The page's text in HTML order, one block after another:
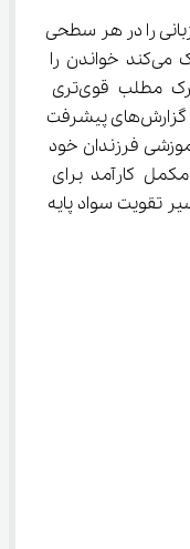
به شکل مؤثری مهارت‌های زبانی را در هر سطحی
تقویت می‌کند و به دانش‌آموزان کمک می‌کند خواندن را
بهتر بفهمند، جمله‌سازی کنند و درک مطلب قوی‌تری
داشته باشند. همچنین والدین با کمک گزارش‌های پیشرفت
حمایت آموزشی فرزندان خود
ترتیب، آی ‌نو یک مکمل کارآمد برای
در مسیر تقویت سواد پایه